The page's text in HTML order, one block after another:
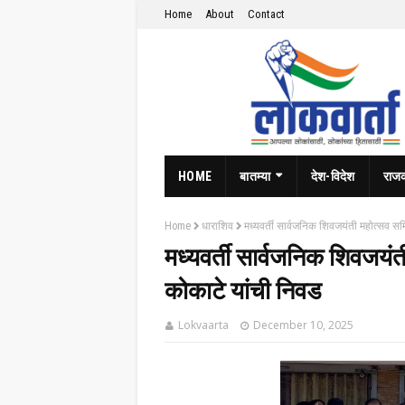
Home About Contact
HOME बातम्या देश-विदेश
Home धाराशिव मध्यवर्ती सार्वजनिक शिवजयंती महोत्सव
मध्यवर्ती सार्वजनिक
कोकाटे यांची निवड
Lokvaarta December 10, 2025